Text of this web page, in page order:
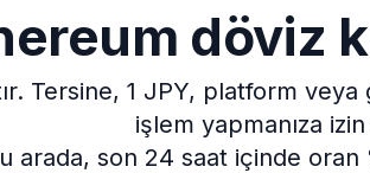
döviz
Tersine, 1 JPY, platform veya
işlem yapmanıza
arada, son 24 saat içinde oran